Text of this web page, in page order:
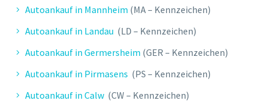
Autoankauf in Mannheim (MA – Kennzeichen)
Autoankauf in Landau (LD – Kennzeichen)
Autoankauf in Germersheim (GER – Kennzeichen)
Autoankauf in Pirmasens (PS – Kennzeichen)
Autoankauf in Calw (CW – Kennzeichen)